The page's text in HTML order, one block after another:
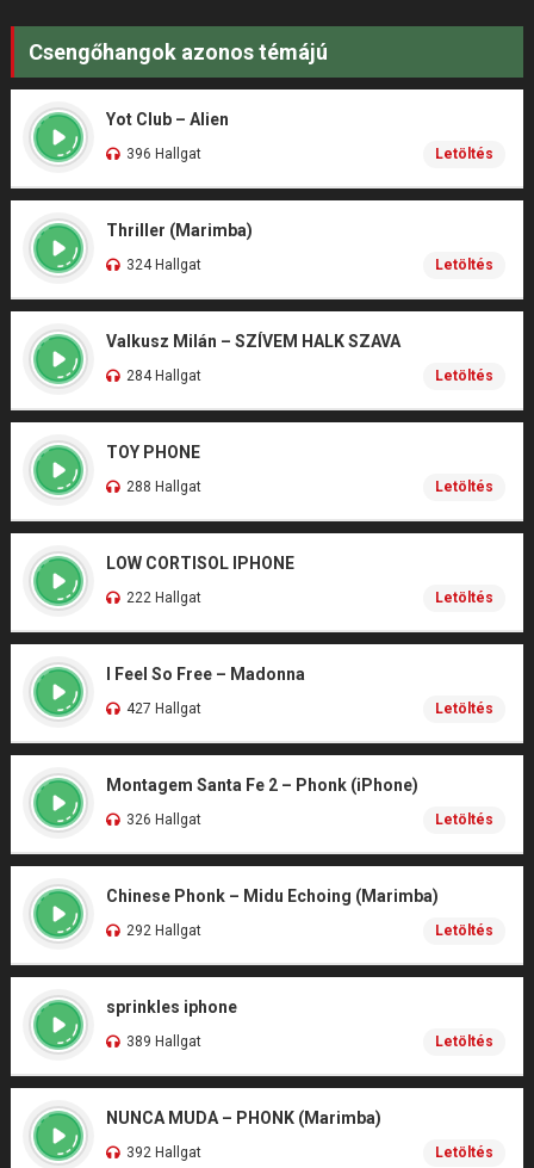
Csengőhangok azonos témájú
Yot Club – Alien
396 Hallgat Letöltés
Thriller (Marimba)
324 Hallgat Letöltés
Valkusz Milán – SZÍVEM HALK SZAVA
284 Hallgat Letöltés
TOY PHONE
288 Hallgat Letöltés
LOW CORTISOL IPHONE
222 Hallgat Letöltés
I Feel So Free – Madonna
427 Hallgat Letöltés
Montagem Santa Fe 2 – Phonk (iPhone)
326 Hallgat Letöltés
Chinese Phonk – Midu Echoing (Marimba)
292 Hallgat Letöltés
sprinkles iphone
389 Hallgat Letöltés
NUNCA MUDA – PHONK (Marimba)
392 Hallgat Letöltés